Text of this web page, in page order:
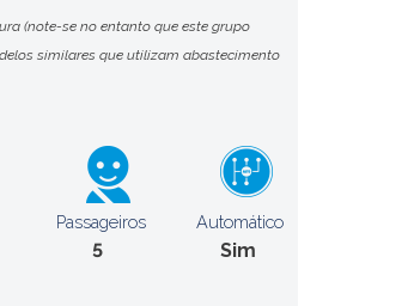
(note-se no entanto que este grupo
similares que utilizam abastecimento
Passageiros
5
Automático
Sim